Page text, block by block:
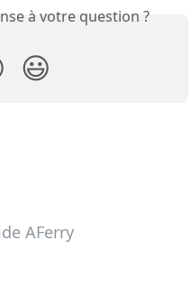
à votre question ?
😃